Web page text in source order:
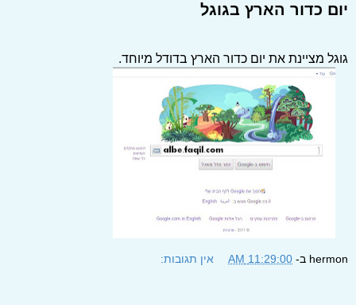
יום כדור הארץ בגוגל
גוגל מציינת את יום כדור הארץ בדודל מיוחד.
hermon ב- 11:29:00 AM אין תגובות: